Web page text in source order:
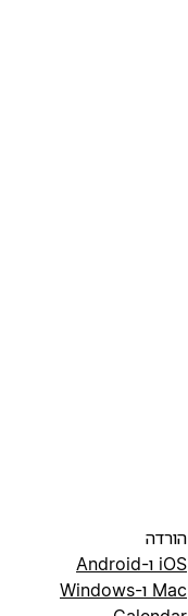
הורדה
iOS ו-Android
Mac ו-Windows